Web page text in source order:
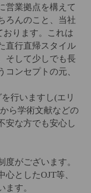
営業拠点を構えて
ろんのこと、当社
おります。これは
直行直帰スタイル
そして少しでも長
コンセプトの元、
行いますし(エリ
ら学術文献などの
安な方でも安心し
がございます。
としたOJT等、
す。